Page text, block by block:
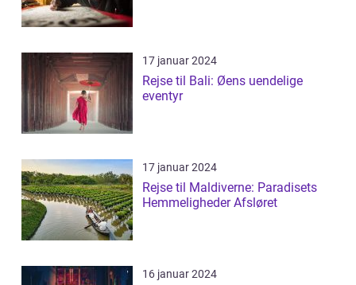
17 januar 2024
Rejse til Bali: Øens uendelige
eventyr
17 januar 2024
Rejse til Maldiverne: Paradisets
Hemmeligheder Afsløret
16 januar 2024